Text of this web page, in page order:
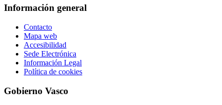
Información general
Contacto
Mapa web
Accesibilidad
Sede Electrónica
Información Legal
Política de cookies
Gobierno Vasco